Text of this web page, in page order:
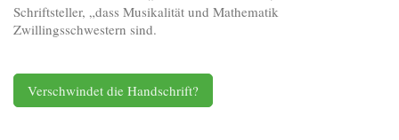
Schriftsteller, „dass Musikalität und Mathematik
Zwillingsschwestern sind.
Verschwindet die Handschrift?